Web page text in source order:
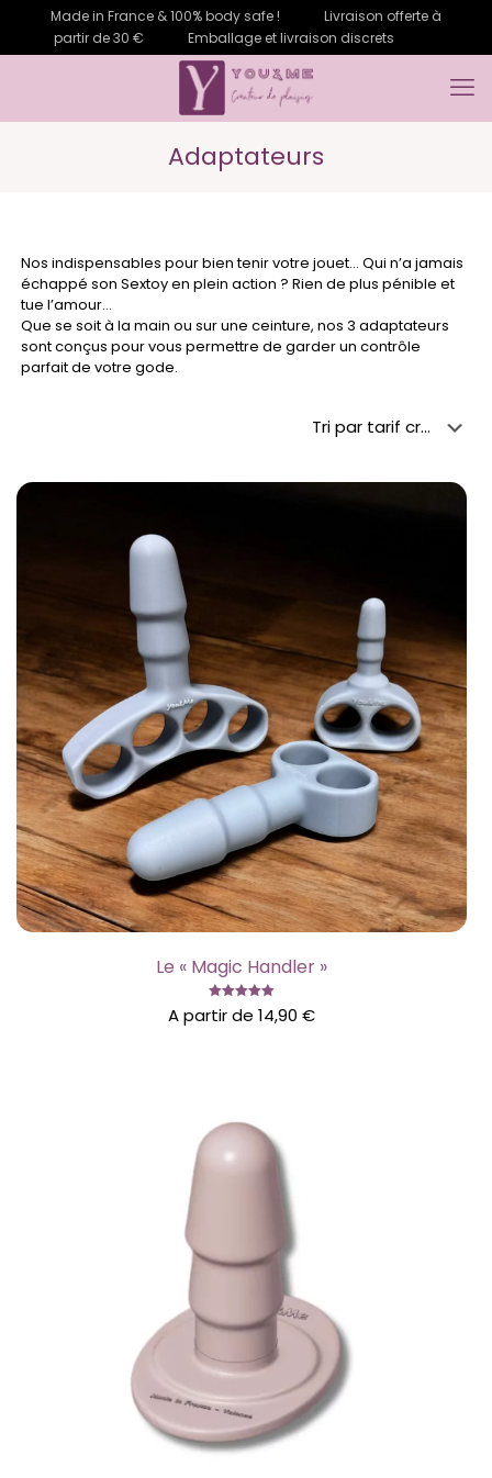
Made in France & 100% body safe !
Livraison offerte à
partir de 30 €
Emballage et livraison discrets
Adaptateurs
Nos indispensables pour bien tenir votre jouet…Qui n’a jamais
échappé son Sextoy en plein action ? Rien de plus pénible et
tue l’amour…
Que se soit à la main ou sur une ceinture, nos 3 adaptateurs
sont conçus pour vous permettre de garder un contrôle
parfait de votre gode.
Le « Magic Handler »
Note
5.00
A partir de 14,90 €